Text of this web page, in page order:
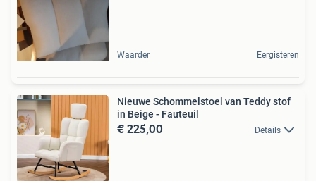
Waarder Eergisteren
Nieuwe Schommelstoel van Teddy stof
in Beige - Fauteuil
€ 225,00 Details